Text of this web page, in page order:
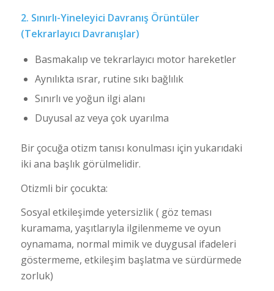
2. Sınırlı-Yineleyici Davranış Örüntüler
(Tekrarlayıcı Davranışlar)
Basmakalıp ve tekrarlayıcı motor hareketler
Aynılıkta ısrar, rutine sıkı bağlılık
Sınırlı ve yoğun ilgi alanı
Duyusal az veya çok uyarılma
Bir çocuğa otizm tanısı konulması için yukarıdaki
iki ana başlık görülmelidir.
Otizmli bir çocukta:
Sosyal etkileşimde yetersizlik ( göz teması
kuramama, yaşıtlarıyla ilgilenmeme ve oyun
oynamama, normal mimik ve duygusal ifadeleri
göstermeme, etkileşim başlatma ve sürdürmede
zorluk)